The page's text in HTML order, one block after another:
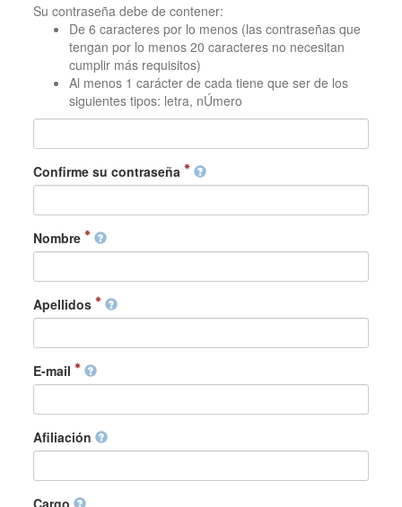
Su contraseña debe de contener:
De 6 caracteres por lo menos (las contraseñas que
tengan por lo menos 20 caracteres no necesitan
cumplir más requisitos)
Al menos 1 carácter de cada tiene que ser de los
siguientes tipos: letra, nÚmero
Confirme su contraseña
Nombre
Apellidos
E-mail
Afiliación
Cargo